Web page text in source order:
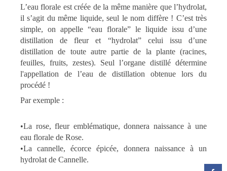
L’eau florale est créée de la même manière que l’hydrolat,
il s’agit du même liquide, seul le nom diffère ! C’est très
simple, on appelle “eau florale” le liquide issu d’une
distillation de fleur et “hydrolat” celui issu d’une
distillation de toute autre partie de la plante (racines,
feuilles, fruits, zestes). Seul l’organe distillé détermine
l'appellation de l’eau de distillation obtenue lors du
procédé !
Par exemple :
•La rose, fleur emblématique, donnera naissance à une
eau florale de Rose.
•La cannelle, écorce épicée, donnera naissance à un
hydrolat de Cannelle.